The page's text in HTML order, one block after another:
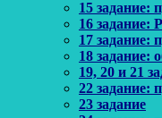
15 задание:
16 задание:
17 задание:
18 задание:
19, 20 и 21
22 задание:
23 задание